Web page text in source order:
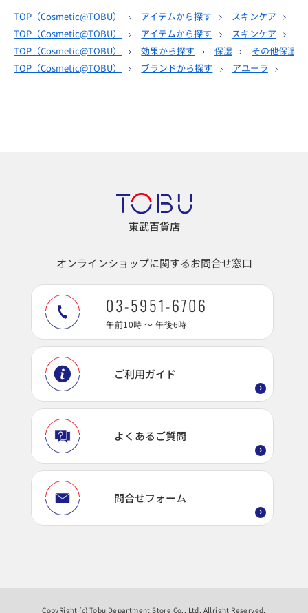
TOP（Cosmetic@TOBU） アイテムから探す スキンケア
TOP（Cosmetic@TOBU） アイテムから探す スキンケア
TOP（Cosmetic@TOBU） 効果から探す 保湿
その他保湿
TOP（Cosmetic@TOBU） ブランドから探す アユーラ ［
東武百貨店
オンラインショップに関するお問合せ窓口
03-5951-6706
午前10時 ～ 午後6時
ご利用ガイド
よくあるご質問
問合せフォーム
CopyRight (c) Tobu Department Store Co., Ltd. Allright Reserved.